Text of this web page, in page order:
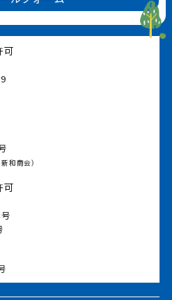
可
和商会）
可